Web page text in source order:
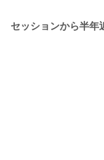
セッションから半年